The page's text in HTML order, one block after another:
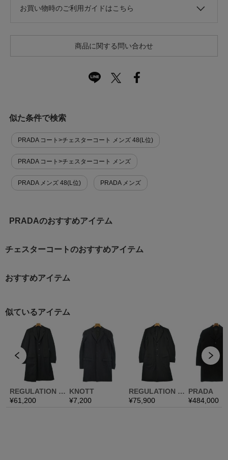
お買い物時のご利用ガイドはこちら
商品に関する問い合わせ
似た条件で検索
PRADA コート>チェスターコート メンズ 48(L位)
PRADA コート>チェスターコート メンズ
PRADA メンズ 48(L位) PRADA メンズ
PRADAのおすすめアイテム
チェスターコートのおすすめアイテム
おすすめアイテム